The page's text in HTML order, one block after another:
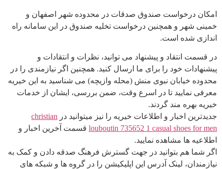
امکان درخواست صندوق صدقات در محدوده شهر اصفهان و
خمینی شهر و همچنین درخواست تخلیه صندوق در این سامانه راه
اندازی شده است.
در قسمت انتقاد و پیشنهاد می توانید، نظرات و انتقادات و
پیشنهادات خود را برای ما ارسال کنید. همچنین اگر نیازمندی را در
محدوده خیابان نبوی منش (محله وازیچه) می شناسید به این خیریه
معرفی نمایید تا در اسرع وقت، ضمن بررسی، ایشان از خدمات
خیریه بهره مند گردند.
جدیدترین اخبار و اطلاعات خیریه را نیز میتوانید در christian
louboutin 735652 1 casual shoes for men قسمت آخرین اخبار و
اطلاعیه ها مشاهده نمایید.
اگر شما هم بتوانید در جهت گسترش فرهنگ صدقه دادن و کمک به
نیازمندان، لینک آدرس این اپلیکیشن را در گروه ها و شبکه های